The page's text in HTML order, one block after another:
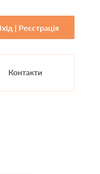
| Реєстрація
Контакти